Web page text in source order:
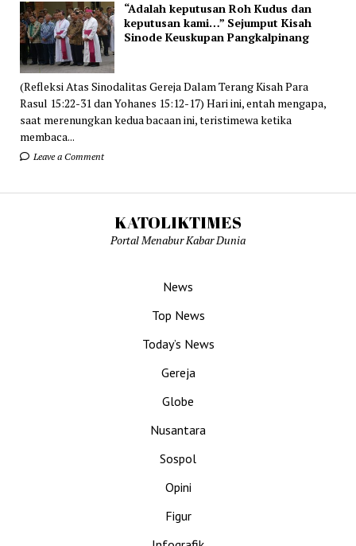
“Adalah keputusan Roh Kudus dan
keputusan kami…” Sejumput Kisah
Sinode Keuskupan Pangkalpinang
(Refleksi Atas Sinodalitas Gereja Dalam Terang Kisah Para
Rasul 15:22-31 dan Yohanes 15:12-17) Hari ini, entah mengapa,
saat merenungkan kedua bacaan ini, teristimewa ketika
membaca...
Leave a Comment
KATOLIKTIMES
Portal Menabur Kabar Dunia
News
Top News
Today’s News
Gereja
Globe
Nusantara
Sospol
Opini
Figur